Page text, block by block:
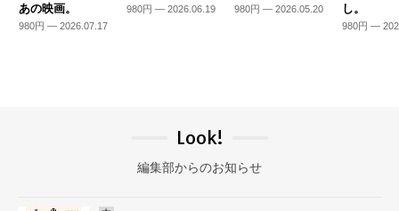
あの映画。
980円 — 2026.07.17
980円 — 2026.06.19 980円 — 2026.05.20
し。
980円 —
Look!
編集部からのお知らせ